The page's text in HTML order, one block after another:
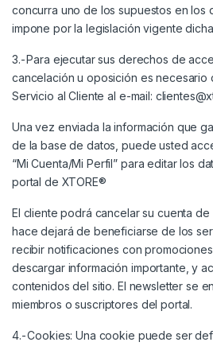
concurra uno de los supuestos en los
impone por la legislación vigente
3.- Para ejecutar sus derechos de
cancelación u oposición es necesario
Servicio al Cliente al e-mail:
Una vez enviada la información que
de la base de datos, puede usted
“Mi Cuenta/Mi Perfil” para editar los
portal de XTORE®
El cliente podrá cancelar su cuenta de
hace dejará de beneficiarse de los
recibir notificaciones con
descargar información importante, y
contenidos del sitio. El newsletter se
miembros o suscriptores del portal.
4.- Cookies: Una cookie puede ser